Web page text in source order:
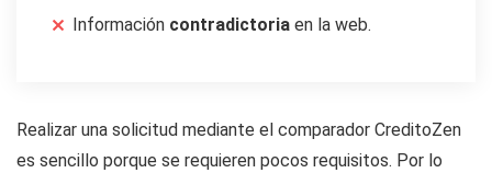
Información contradictoria en la web.
Realizar una solicitud mediante el comparador CreditoZen
es sencillo porque se requieren pocos requisitos. Por lo